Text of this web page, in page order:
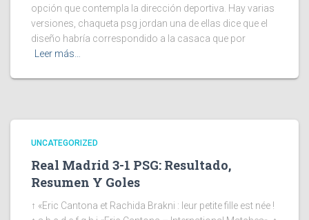
opción que contempla la dirección deportiva. Hay varias
versiones, chaqueta psg jordan una de ellas dice que el
diseño habría correspondido a la casaca que por
Leer más…
UNCATEGORIZED
Real Madrid 3-1 PSG: Resultado,
Resumen Y Goles
↑ «Eric Cantona et Rachida Brakni : leur petite fille est née !